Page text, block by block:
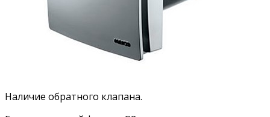
Наличие обратного клапана.